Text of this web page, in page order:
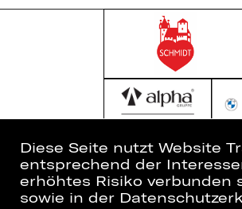
Home
Spielplan
Künstler*innen
Diese Seite nutzt Website
entsprechend der
erhöhtes Risiko verbunden
sowie in der